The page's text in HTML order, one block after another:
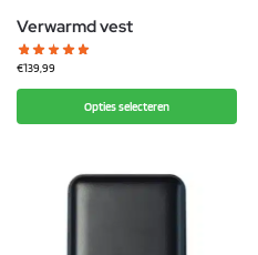
Verwarmd vest
€139,99
Opties selecteren